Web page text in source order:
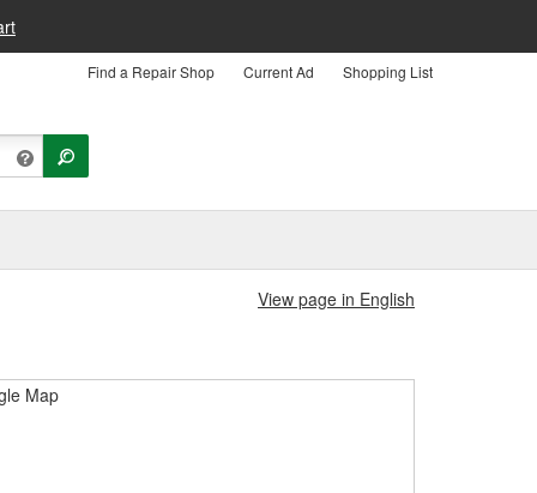
Find a Repair Shop Current Ad Shopping List
View page in English